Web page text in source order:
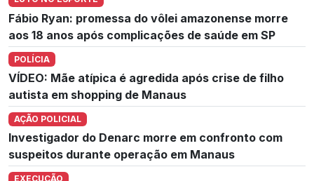
Fábio Ryan: promessa do vôlei amazonense morre
aos 18 anos após complicações de saúde em SP
POLÍCIA
VÍDEO: Mãe atípica é agredida após crise de filho
autista em shopping de Manaus
AÇÃO POLICIAL
Investigador do Denarc morre em confronto com
suspeitos durante operação em Manaus
EXECUÇÃO